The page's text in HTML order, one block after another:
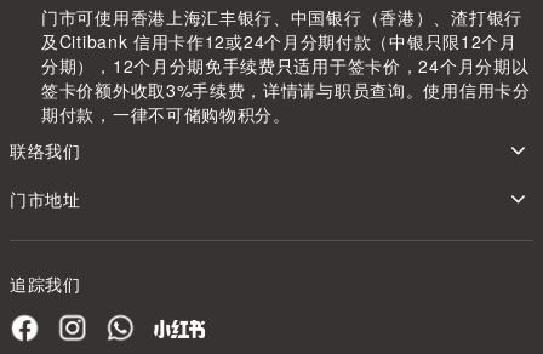
门市可使用香港上海汇丰银行、中国银行（香港）、渣打银行
及Citibank 信用卡作12或24个月分期付款（中银只限12个月
分期），12个月分期免手续费只适用于签卡价，24个月分期以
签卡价额外收取3%手续费，详情请与职员查询。使用信用卡分
期付款，一律不可储购物积分。
联络我们
门市地址
追踪我们